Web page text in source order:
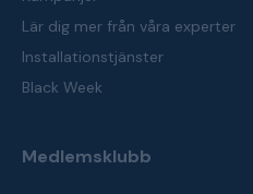
Lär dig mer från våra experter
Installationstjänster
Black Week
Medlemsklubb